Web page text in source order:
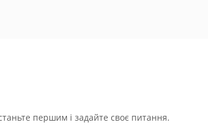
першим і задайте своє питання.